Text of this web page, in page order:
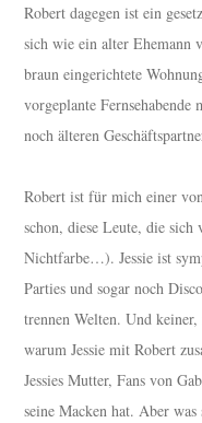
Robert dagegen ist ein
sich wie ein alter
braun eingerichtete
vorgeplante
noch älteren
Robert ist für mich einer
schon, diese Leute, die
Nichtfarbe…). Jessie ist
Parties und sogar noch
trennen Welten. Und
warum Jessie mit Robert
Jessies Mutter, Fans von
seine Macken hat. Aber